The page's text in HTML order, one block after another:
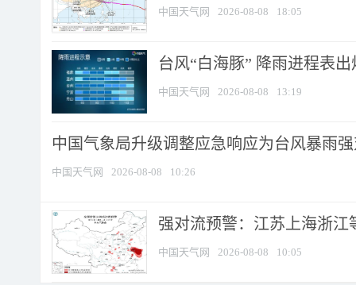
中国天气网 2026-08-08 18:05
台风“白海豚” 降雨进程表
中国天气网 2026-08-08 13:19
中国气象局升级调整应急响应为台风暴雨
中国天气网 2026-08-08 10:26
强对流预警：江苏上海浙江
中国天气网 2026-08-08 10:05